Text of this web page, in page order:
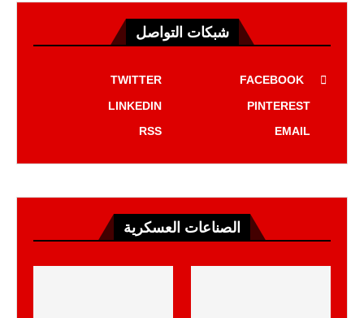
شبكات التواصل
FACEBOOK
TWITTER
PINTEREST
LINKEDIN
EMAIL
RSS
الصناعات العسكرية